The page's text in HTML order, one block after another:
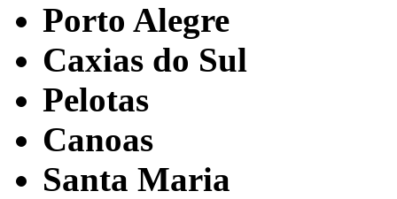
Porto Alegre
Caxias do Sul
Pelotas
Canoas
Santa Maria